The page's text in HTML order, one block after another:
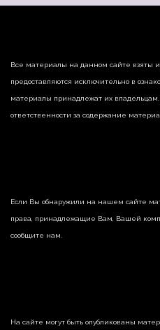
Все материалы на данном сайте взяты
предоставляются исключительно в
материалы принадлежат их
ответственности за содержание
Если Вы обнаружили на нашем сайте
права, принадлежащие Вам, Вашей
сообщите нам.
На сайте могут быть опубликованы